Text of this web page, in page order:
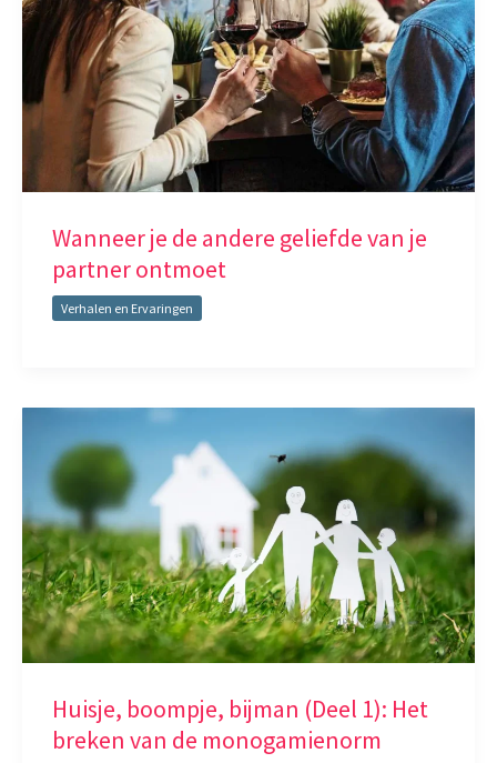
Wanneer je de andere geliefde van je
partner ontmoet
Verhalen en Ervaringen
Huisje, boompje, bijman (Deel 1): Het
breken van de monogamienorm